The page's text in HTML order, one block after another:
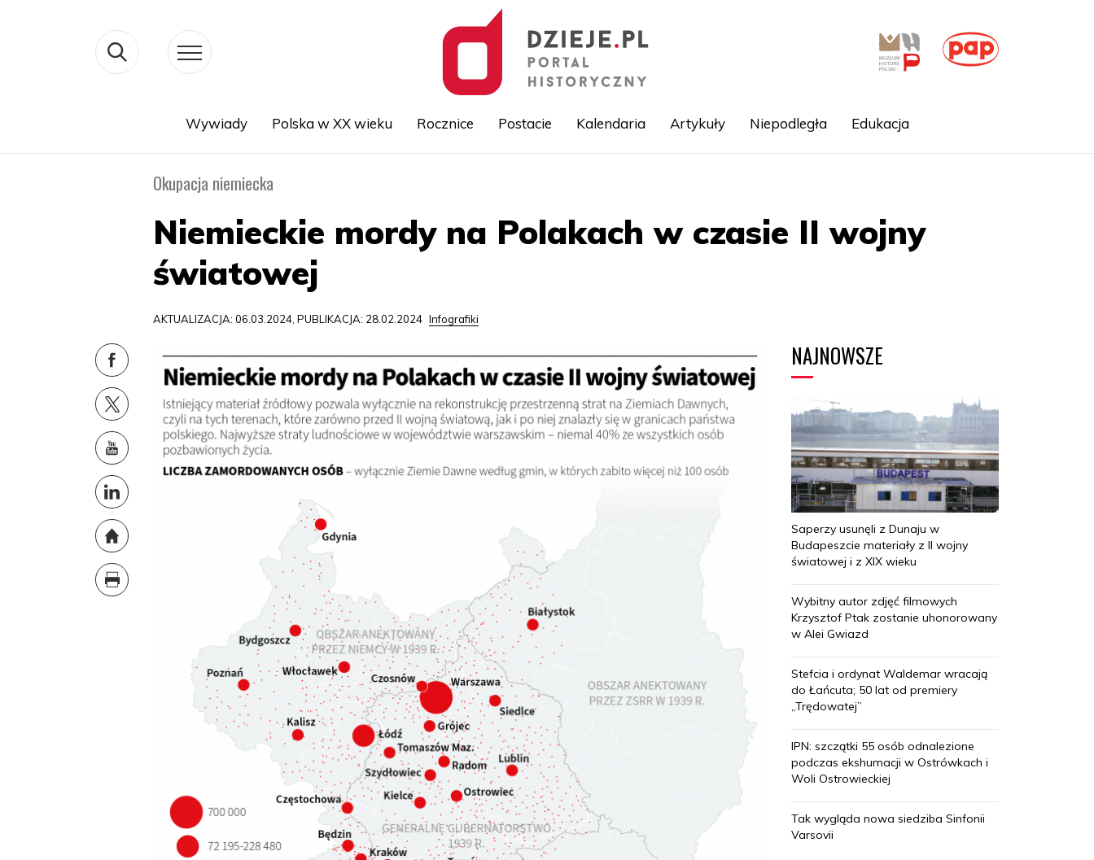
Wywiady Polska w XX wieku Rocznice Postacie Kalendaria Artykuły Niepodległa Edukacja
Okupacja niemiecka
Niemieckie mordy na Polakach w czasie II wojny
światowej
AKTUALIZACJA: 06.03.2024, PUBLIKACJA: 28.02.2024 Infografiki
NAJNOWSZE
Saperzy usunęli z Dunaju w
Budapeszcie materiały z II wojny
światowej i z XIX wieku
Wybitny autor zdjęć filmowych
Krzysztof Ptak zostanie uhonorowany
w Alei Gwiazd
Stefcia i ordynat Waldemar wracają
do Łańcuta; 50 lat od premiery
„Trędowatej”
IPN: szczątki 55 osób odnalezione
podczas ekshumacji w Ostrówkach i
Woli Ostrowieckiej
Tak wygląda nowa siedziba Sinfonii
Varsovii